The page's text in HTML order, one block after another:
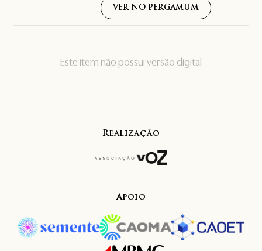
Este item não possui versão digital
VER NO PERGAMUM
Realização
Apoio